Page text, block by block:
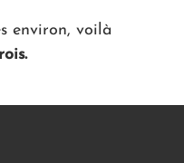
environ, voilà